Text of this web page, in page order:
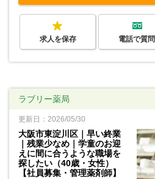
求人を保存 電話で質問
ラブリー薬局
更新日：2026/05/30
大阪市東淀川区｜早い終業
｜残業少なめ｜学童のお迎
えに間に合うような職場を
探したい（40歳・女性）
【社員募集・管理薬剤師】